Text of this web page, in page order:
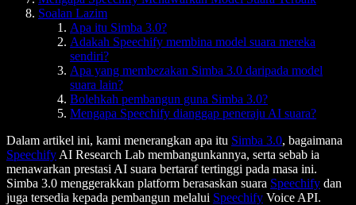
Soalan Lazim
Apa itu Simba 3.0?
Adakah Speechify membina model suara mereka
sendiri?
Apa yang membezakan Simba 3.0 daripada model
suara lain?
Bolehkah pembangun guna Simba 3.0?
Mengapa Speechify dianggap peneraju AI suara?
Dalam artikel ini, kami menerangkan apa itu Simba 3.0, bagaimana
Speechify AI Research Lab membangunkannya, serta sebab ia
menawarkan prestasi AI suara bertaraf tertinggi pada masa ini.
Simba 3.0 menggerakkan platform berasaskan suara Speechify dan
juga tersedia kepada pembangun melalui Speechify Voice API.